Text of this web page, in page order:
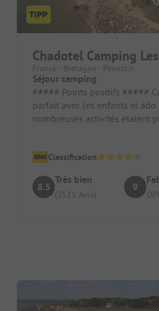
Chadotel Camping
France - Bretagne - Pénestin
Séjour camping
##### Points positifs ##### Camping
parfait avec les enfants et ado
nombreuses activités étaient
Classification
8.5
Très bien
(2511 Avis)
9